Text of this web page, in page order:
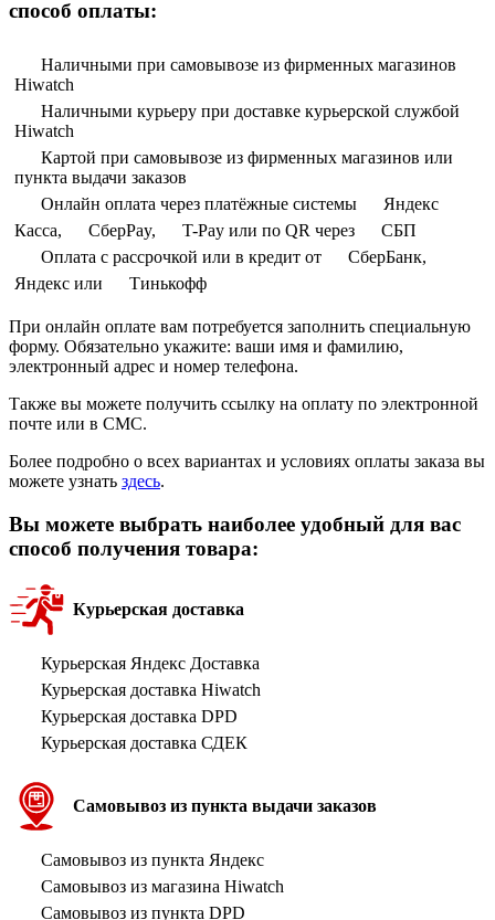
способ оплаты:
Наличными при самовывозе из фирменных магазинов
Hiwatch
Наличными курьеру при доставке курьерской службой
Hiwatch
Картой при самовывозе из фирменных магазинов или
пункта выдачи заказов
Онлайн оплата через платёжные системы
Яндекс
Касса,
СберPay, T-Pay или по QR через
СБП
Оплата с рассрочкой или в кредит от
СберБанк,
Яндекс или
Тинькофф
При онлайн оплате вам потребуется заполнить специальную
форму. Обязательно укажите: ваши имя и фамилию,
электронный адрес и номер телефона.
Также вы можете получить ссылку на оплату по электронной
почте или в СМС.
Более подробно о всех вариантах и условиях оплаты заказа вы
можете узнать здесь.
Вы можете выбрать наиболее удобный для вас
способ получения товара:
Курьерская доставка
Курьерская Яндекс Доставка
Курьерская доставка Hiwatch
Курьерская доставка DPD
Курьерская доставка СДЕК
Самовывоз из пункта выдачи заказов
Самовывоз из пункта Яндекс
Самовывоз из магазина Hiwatch
Самовывоз из пункта DPD